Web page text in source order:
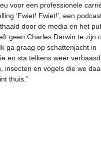
voor een professionele
‘Fwiet! Fwiet!’, een
door de media en het
geen Charles Darwin te zijn
ga graag op schattenjacht in
en sta telkens weer verbaasd
insecten en vogels die we
thuis.”